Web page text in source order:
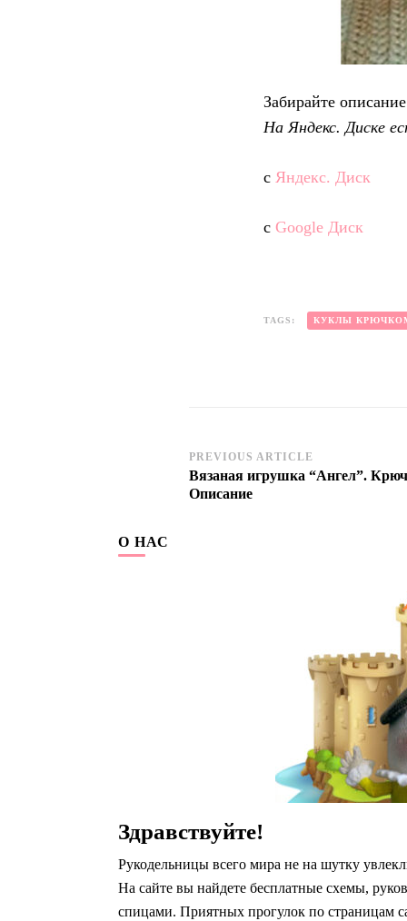
Забирайте
На Яндекс. Диске
с Яндекс. Диск
с Googlе Диск
TAGS: КУКЛЫ
Post
Navigation
PREVIOUS ARTICLE
Вязаная игрушка “Ангел”.
Описание
О НАС
Здравствуйте!
Рукодельницы всего мира не на шутку
На сайте вы найдете бесплатные схемы,
спицами. Приятных прогулок по страницам